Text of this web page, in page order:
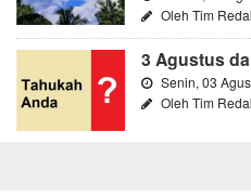
Oleh Tim
3 Agustus
Senin, 03
Oleh Tim